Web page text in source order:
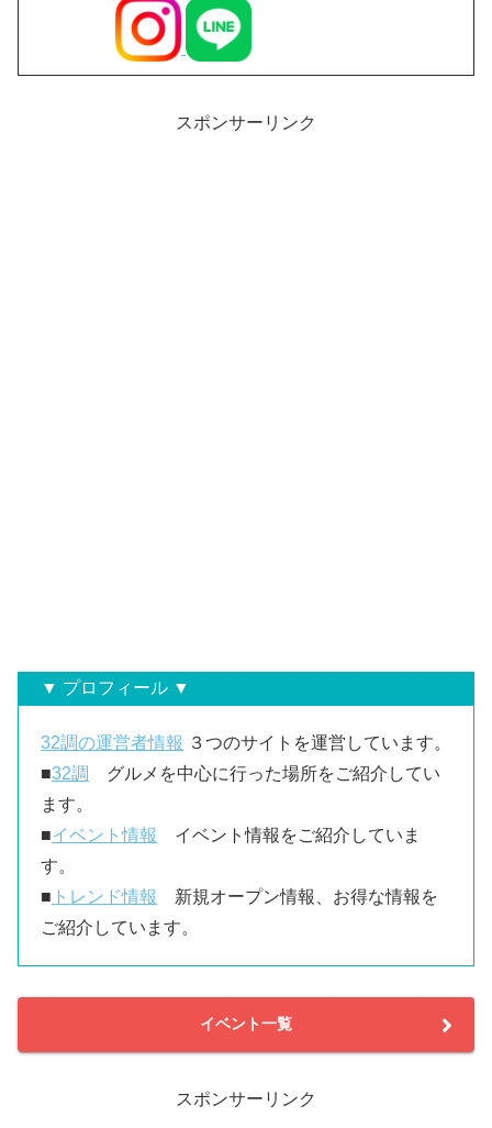
スポンサーリンク
▼ プロフィール ▼
32調の運営者情報 ３つのサイトを運営しています。
■32調
グルメを中心に行った場所をご紹介してい
ます。
■イベント情報
イベント情報をご紹介していま
す。
■ トレンド情報
新規オープン情報、お得な情報を
ご紹介しています。
イベント一覧
スポンサーリンク